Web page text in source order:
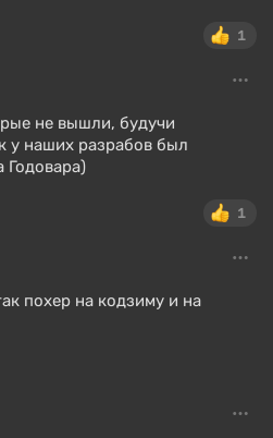
1
не вышли, будучи
у наших разрабов был
Годовара)
1
похер на кодзиму и на